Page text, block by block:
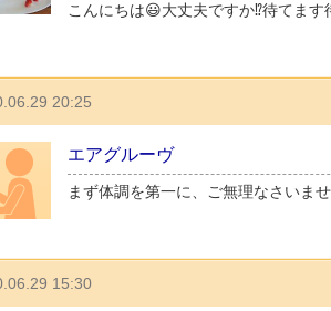
こんにちは😃大丈夫ですか⁉️待てま
20:25
エアグルーヴ
まず体調を第一に、ご無理なさいま
15:30